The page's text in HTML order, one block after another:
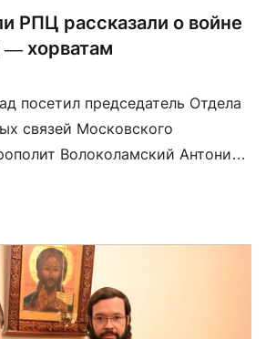
РПЦ рассказали о войне
хорватам
посетил председатель Отдела
связей Московского
Волоколамский Антоний
Сербского Порфирия
на Украине”. В тот же
созвонился патриарх
(Гундяев). Отметим, что
на днях посетил Максим